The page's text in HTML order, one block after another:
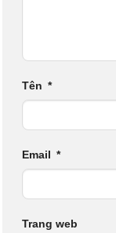
Tên *
Email *
Trang web